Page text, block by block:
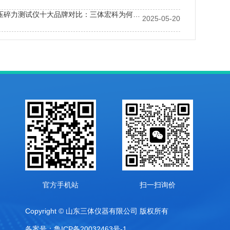
颗粒平均抗压碎力测试仪十大品牌对比：三体宏科为何成化肥企业优选合作伙伴？ 2025-05-20
官方手机站 扫一扫询价
Copyright © 山东三体仪器有限公司 版权所有